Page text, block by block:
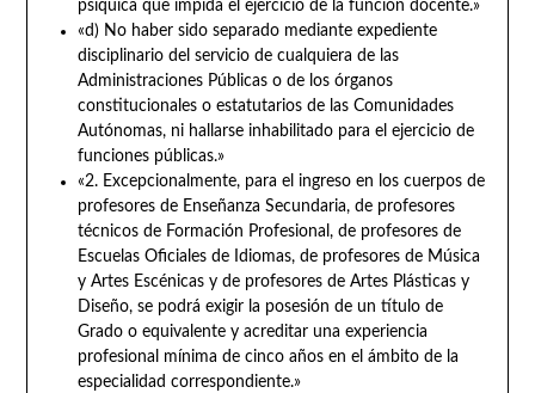
psíquica que impida el ejercicio de la función docente.»
«d) No haber sido separado mediante expediente
disciplinario del servicio de cualquiera de las
Administraciones Públicas o de los órganos
constitucionales o estatutarios de las Comunidades
Autónomas, ni hallarse inhabilitado para el ejercicio de
funciones públicas.»
«2. Excepcionalmente, para el ingreso en los cuerpos de
profesores de Enseñanza Secundaria, de profesores
técnicos de Formación Profesional, de profesores de
Escuelas Oficiales de Idiomas, de profesores de Música
y Artes Escénicas y de profesores de Artes Plásticas y
Diseño, se podrá exigir la posesión de un título de
Grado o equivalente y acreditar una experiencia
profesional mínima de cinco años en el ámbito de la
especialidad correspondiente.»